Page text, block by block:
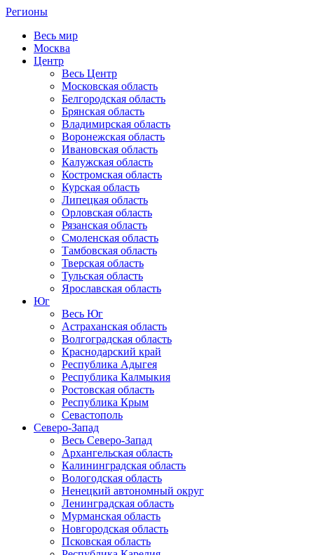
Регионы
Весь мир
Москва
Центр
Весь Центр
Московская область
Белгородская область
Брянская область
Владимирская область
Воронежская область
Ивановская область
Калужская область
Костромская область
Курская область
Липецкая область
Орловская область
Рязанская область
Смоленская область
Тамбовская область
Тверская область
Тульская область
Ярославская область
Юг
Весь Юг
Астраханская область
Волгоградская область
Краснодарский край
Республика Адыгея
Республика Калмыкия
Ростовская область
Республика Крым
Севастополь
Северо-Запад
Весь Северо-Запад
Архангельская область
Калининградская область
Вологодская область
Ненецкий автономный округ
Ленинградская область
Мурманская область
Новгородская область
Псковская область